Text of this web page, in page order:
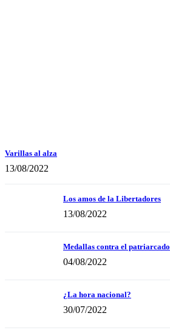
Varillas al alza
13/08/2022
Los amos de la Libertadores
13/08/2022
Medallas contra el patriarcado
04/08/2022
¿La hora nacional?
30/07/2022